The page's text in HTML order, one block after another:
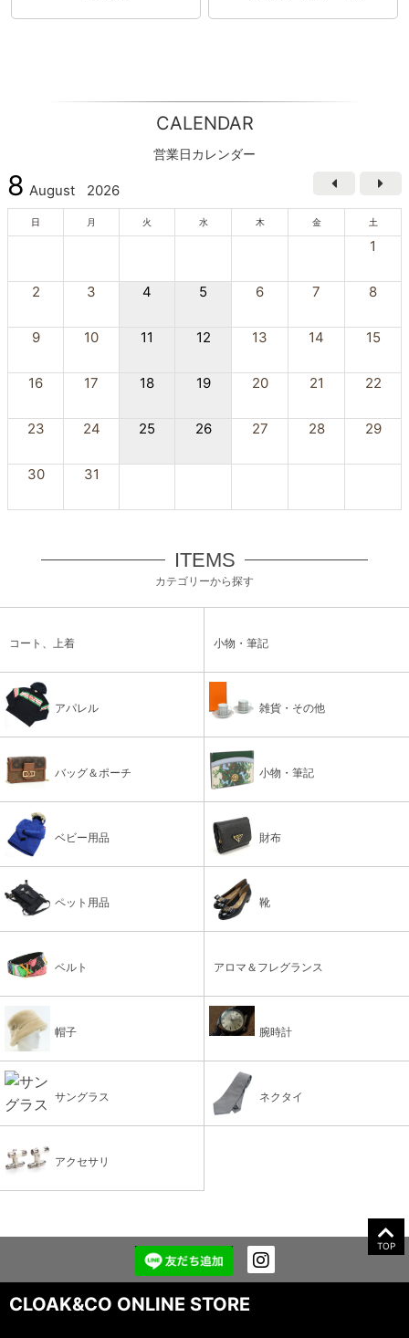
CALENDAR
営業日カレンダー
8 August 2026
日 月 火 水 木 金 土
1
2 3 4 5 6 7 8
9 10 11 12 13 14 15
16 17 18 19 20 21 22
23 24 25 26 27 28 29
30 31
ITEMS
カテゴリーから探す
コート、上着 小物・筆記
アパレル 雑貨・その他
バッグ＆ポーチ 小物・筆記
ベビー用品 財布
ペット用品 靴
ベルト アロマ＆フレグランス
帽子 腕時計
サングラス ネクタイ
アクセサリ
TOP
CLOAK&CO ONLINE STORE